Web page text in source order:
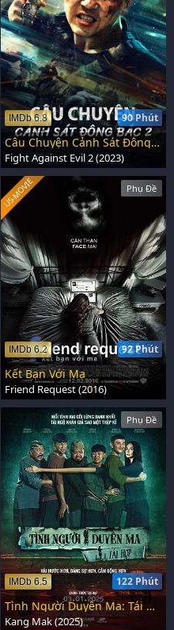
90 Phút
IMDb 6.8
Câu Chuyện Cảnh Sát Đông Bắc 2
Fight Against Evil 2 (2023)
Phụ Đề
92 Phút
IMDb 6.2
US-MOVIE
Kết Bạn Với Ma
Friend Request (2016)
Phụ Đề
122 Phút
IMDb 6.5
Tình Người Duyên Ma: Tái Hợp
Kang Mak (2025)